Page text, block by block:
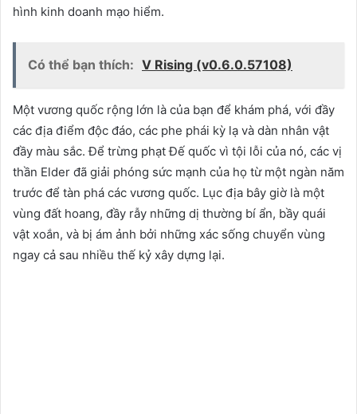
hình kinh doanh mạo hiểm.
Có thể bạn thích: V Rising (v0.6.0.57108)
Một vương quốc rộng lớn là của bạn để khám phá, với đầy
các địa điểm độc đáo, các phe phái kỳ lạ và dàn nhân vật
đầy màu sắc. Để trừng phạt Đế quốc vì tội lỗi của nó, các vị
thần Elder đã giải phóng sức mạnh của họ từ một ngàn năm
trước để tàn phá các vương quốc. Lục địa bây giờ là một
vùng đất hoang, đầy rẫy những dị thường bí ẩn, bầy quái
vật xoắn, và bị ám ảnh bởi những xác sống chuyển vùng
ngay cả sau nhiều thế kỷ xây dựng lại.